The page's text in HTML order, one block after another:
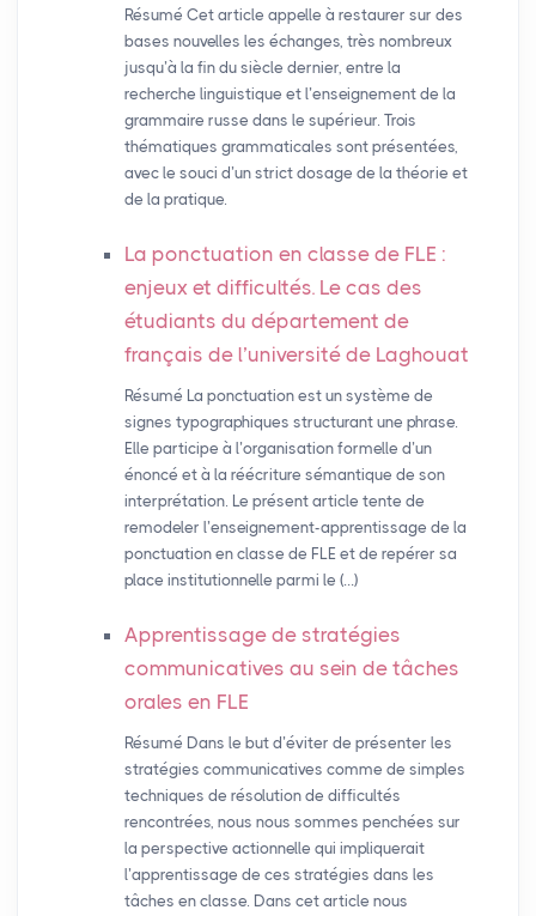
Résumé Cet article appelle à restaurer sur des
bases nouvelles les échanges, très nombreux
jusqu’à la fin du siècle dernier, entre la
recherche linguistique et l’enseignement de la
grammaire russe dans le supérieur. Trois
thématiques grammaticales sont présentées,
avec le souci d’un strict dosage de la théorie et
de la pratique.
La ponctuation en classe de FLE :
enjeux et difficultés. Le cas des
étudiants du département de
français de l’université de Laghouat
Résumé La ponctuation est un système de
signes typographiques structurant une phrase.
Elle participe à l’organisation formelle d’un
énoncé et à la réécriture sémantique de son
interprétation. Le présent article tente de
remodeler l’enseignement-apprentissage de la
ponctuation en classe de FLE et de repérer sa
place institutionnelle parmi le (…)
Apprentissage de stratégies
communicatives au sein de tâches
orales en FLE
Résumé Dans le but d’éviter de présenter les
stratégies communicatives comme de simples
techniques de résolution de difficultés
rencontrées, nous nous sommes penchées sur
la perspective actionnelle qui impliquerait
l’apprentissage de ces stratégies dans les
tâches en classe. Dans cet article nous